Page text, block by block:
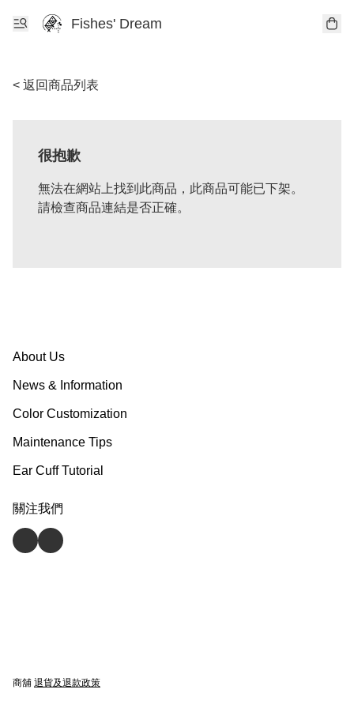
Fishes' Dream
< 返回商品列表
很抱歉
無法在網站上找到此商品，此商品可能已下架。
請檢查商品連結是否正確。
About Us
News & Information
Color Customization
Maintenance Tips
Ear Cuff Tutorial
關注我們
商舖 退貨及退款政策